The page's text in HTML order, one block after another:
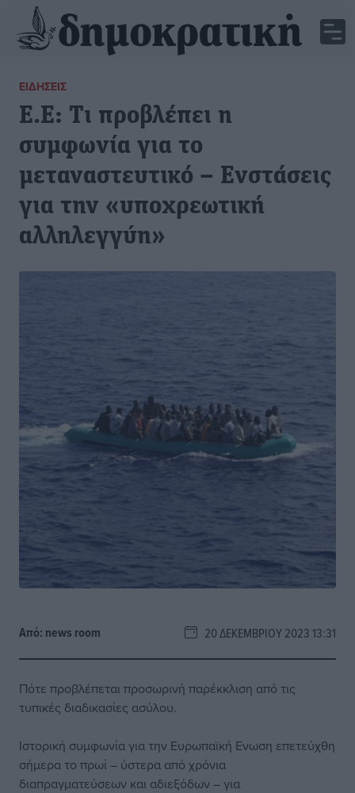
ΕΙΔΉΣΕΙΣ
Ε.Ε: Τι προβλέπει η
συμφωνία για το
μεταναστευτικό – Ενστάσεις
για την «υποχρεωτική
αλληλεγγύη»
Από: news room 20 ΔΕΚΕΜΒΡΊΟΥ 2023 13:31
Πότε προβλέπεται προσωρινή παρέκκλιση από τις
τυπικές διαδικασίες ασύλου.
Ιστορική συμφωνία για την Ευρωπαϊκή Ενωση επετεύχθη
σήμερα το πρωί – ύστερα από χρόνια
διαπραγματεύσεων και αδιεξόδων – για